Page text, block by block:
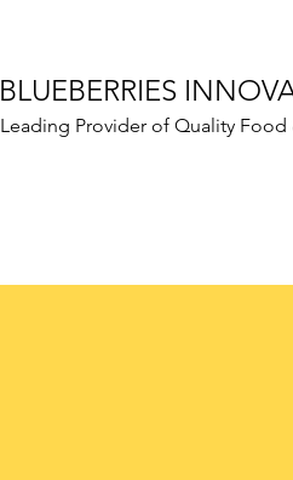
BLUEBERRIES
Leading Provider of Quality Food